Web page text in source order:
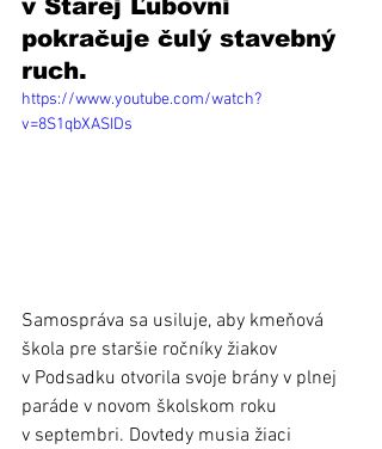
v Starej Ľubovni
pokračuje čulý stavebný
ruch.
https://www.youtube.com/watch?
v=8S1qbXASIDs
Samospráva sa usiluje, aby kmeňová
škola pre staršie ročníky žiakov
v Podsadku otvorila svoje brány v plnej
paráde v novom školskom roku
v septembri. Dovtedy musia žiaci